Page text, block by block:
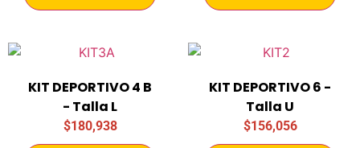
KIT DEPORTIVO 4 B
- Talla L
$180,938
KIT DEPORTIVO 6 -
Talla U
$156,056